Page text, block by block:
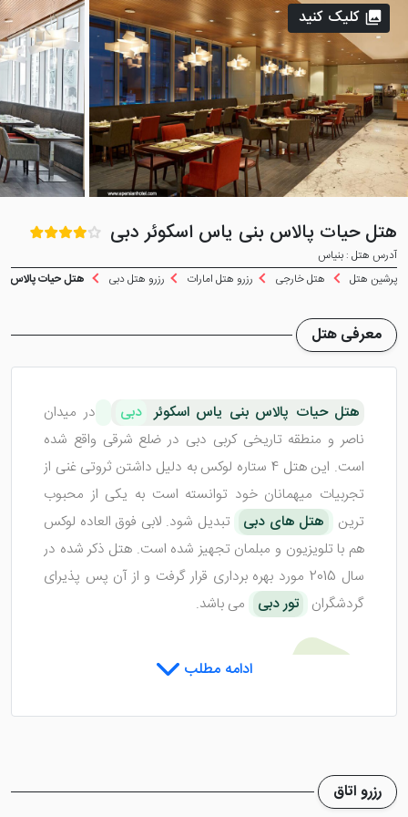
هتل حیات پالاس بنی یاس اسکوئر دبی
آدرس هتل : بنیاس
پرشین هتل
هتل خارجی رزرو هتل امارات رزرو هتل دبی هتل حیات پالاس
کلیک کنید
معرفی هتل
هتل حیات پالاس بنی یاس اسکوئر دبی
در میدان
ناصر و منطقه تاریخی کربی دبی در ضلع شرقی واقع شده
است. این هتل 4 ستاره لوکس به دلیل داشتن ثروتی غنی از
تجربیات میهمانان خود توانسته است به یکی از محبوب
ترین
هتل های دبی
تبدیل شود. لابی فوق العاده لوکس
هم با تلویزیون و مبلمان تجهیز شده است. هتل ذکر شده در
سال 2015 مورد بهره برداری قرار گرفت و از آن پس پذیرای
گردشگران تور دبی می باشد.
اتاق های هتل حیاتپالاس
برخوردار است که با بهترین وسایل چیده شده اند. فضای
ادامه مطلب
رزرو اتاق